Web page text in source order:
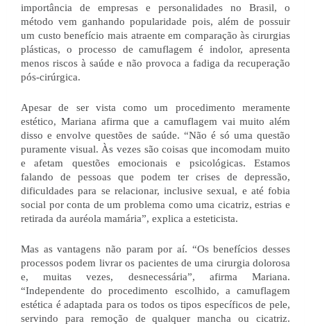
importância de empresas e personalidades no Brasil, o
método vem ganhando popularidade pois, além de possuir
um custo benefício mais atraente em comparação às cirurgias
plásticas, o processo de camuflagem é indolor, apresenta
menos riscos à saúde e não provoca a fadiga da recuperação
pós-cirúrgica.
Apesar de ser vista como um procedimento meramente
estético, Mariana afirma que a camuflagem vai muito além
disso e envolve questões de saúde. “Não é só uma questão
puramente visual. Às vezes são coisas que incomodam muito
e afetam questões emocionais e psicológicas. Estamos
falando de pessoas que podem ter crises de depressão,
dificuldades para se relacionar, inclusive sexual, e até fobia
social por conta de um problema como uma cicatriz, estrias e
retirada da auréola mamária”, explica a esteticista.
Mas as vantagens não param por aí. “Os benefícios desses
processos podem livrar os pacientes de uma cirurgia dolorosa
e, muitas vezes, desnecessária”, afirma Mariana.
“Independente do procedimento escolhido, a camuflagem
estética é adaptada para os todos os tipos específicos de pele,
servindo para remoção de qualquer mancha ou cicatriz.